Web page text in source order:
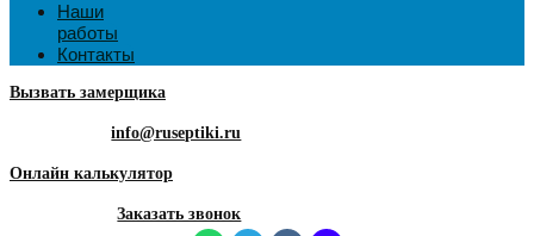
Наши
работы
Контакты
Вызвать замерщика
info@ruseptiki.ru
Онлайн калькулятор
Заказать звонок